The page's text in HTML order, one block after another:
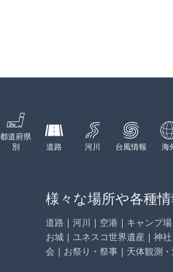
都道府県
別
道路 河川 台風情報 海
様々な場所や各種
道路 ｜ 河川 ｜ 空港 ｜ キャンプ場
お城 ｜ ユネスコ世界遺産 ｜ 神社
会 ｜ お祭り・祭事 ｜ 天体観測